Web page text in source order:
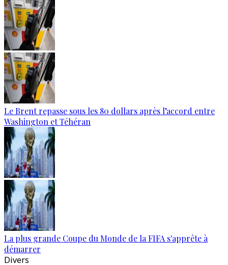
Le Brent repasse sous les 80 dollars après l’accord entre
Washington et Téhéran
La plus grande Coupe du Monde de la FIFA s'apprête à
démarrer
Divers